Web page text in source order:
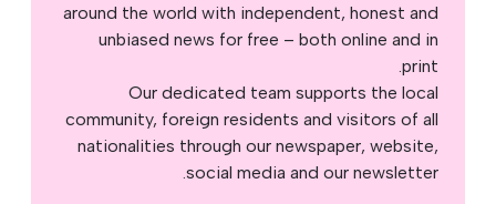
around the world with independent, honest and
unbiased news for free – both online and in
print.
Our dedicated team supports the local
community, foreign residents and visitors of all
nationalities through our newspaper, website,
social media and our newsletter.